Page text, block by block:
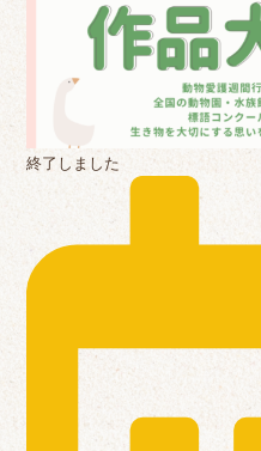
終了しました